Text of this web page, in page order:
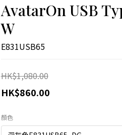
AvatarOn USB
W
E831USB65
HK$1,080.00
HK$860.00
顏色